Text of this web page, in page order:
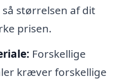
størrelsen af dit
prisen.
Forskellige
kræver forskellige